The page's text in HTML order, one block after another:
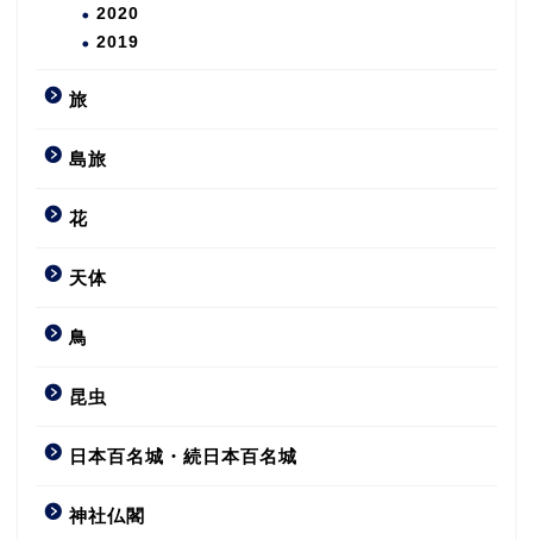
2020
2019
旅
島旅
花
天体
鳥
昆虫
日本百名城・続日本百名城
神社仏閣